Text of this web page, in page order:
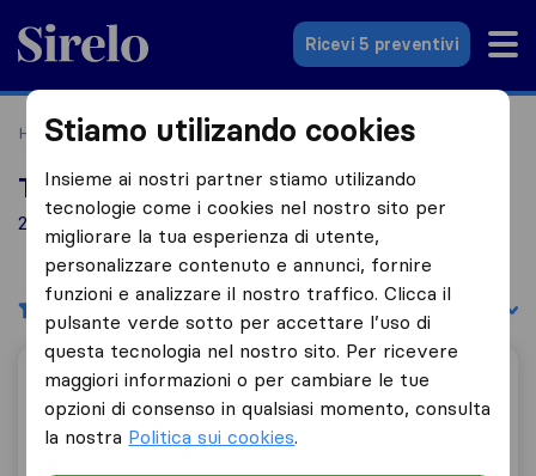
Sirelo.it
Ricevi 5 preventivi
Home Le 10 migliori aziende di traslochi in Italia
Top 10 traslocatori a Solarolo
2 aziende di traslochi trovate a Solarolo
Filtri Filtra per:
Coop 2000 - Traslochi E Facchinaggio
Stiamo utilizando cookies
Insieme ai nostri partner stiamo utilizando
tecnologie come i cookies nel nostro sito per
migliorare la tua esperienza di utente,
personalizzare contenuto e annunci, fornire
funzioni e analizzare il nostro traffico. Clicca il
pulsante verde sotto per accettare l’uso di
questa tecnologia nel nostro sito. Per ricevere
maggiori informazioni o per cambiare le tue
opzioni di consenso in qualsiasi momento, consulta
la nostra Politica sui cookies.